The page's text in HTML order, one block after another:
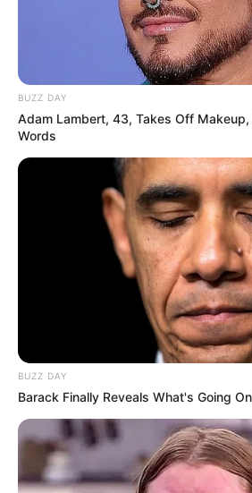
BUZZ DAY
Adam Lambert, 43, Takes Off
Words
BUZZ DAY
Barack Finally Reveals What's Going